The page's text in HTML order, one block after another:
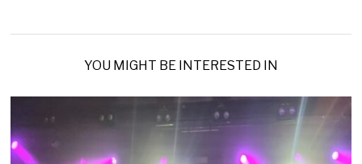
YOU MIGHT BE INTERESTED IN